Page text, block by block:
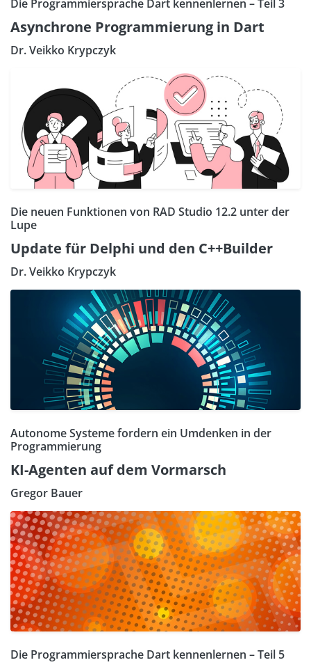
Die Programmiersprache Dart kennenlernen – Teil 3
Asynchrone Programmierung in Dart
Dr. Veikko Krypczyk
Die neuen Funktionen von RAD Studio 12.2 unter der
Lupe
Update für Delphi und den C++Builder
Dr. Veikko Krypczyk
Autonome Systeme fordern ein Umdenken in der
Programmierung
KI-Agenten auf dem Vormarsch
Gregor Bauer
Die Programmiersprache Dart kennenlernen – Teil 5